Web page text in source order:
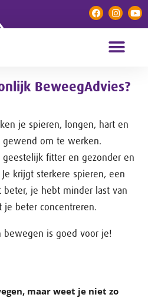
BeweegAdvies?
je spieren, longen, hart en
gewend om te werken.
fitter en gezonder en
krijgt sterkere spieren, een
je hebt minder last van
je beter concentreren.
bewegen is goed voor je!
maar weet je niet zo